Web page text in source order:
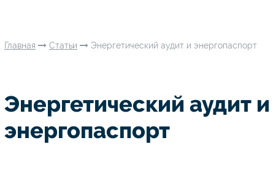
Главная Статьи Энергетический аудит и энергопаспорт
Энергетический аудит и
энергопаспорт